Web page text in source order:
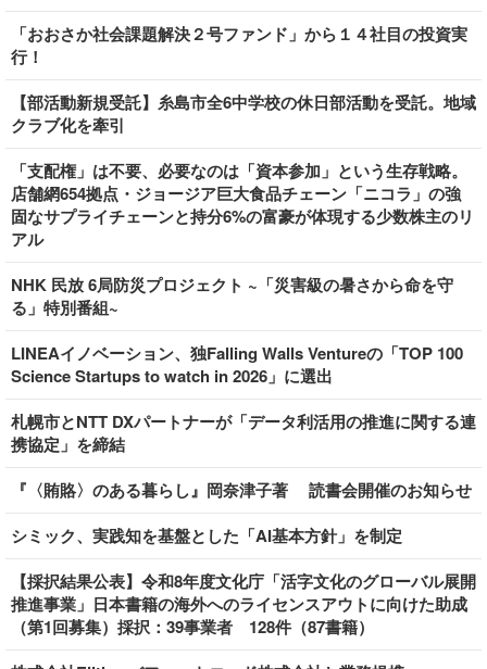
「おおさか社会課題解決２号ファンド」から１４社目の投資実
行！
【部活動新規受託】糸島市全6中学校の休日部活動を受託。地域
クラブ化を牽引
「支配権」は不要、必要なのは「資本参加」という生存戦略。
店舗網654拠点・ジョージア巨大食品チェーン「ニコラ」の強
固なサプライチェーンと持分6%の富豪が体現する少数株主のリ
アル
NHK 民放 6局防災プロジェクト ~「災害級の暑さから命を守
る」特別番組~
LINEAイノベーション、独Falling Walls Ventureの「TOP 100
Science Startups to watch in 2026」に選出
札幌市とNTT DXパートナーが「データ利活用の推進に関する連
携協定」を締結
『〈賄賂〉のある暮らし』岡奈津子著 読書会開催のお知らせ
シミック、実践知を基盤とした「AI基本方針」を制定
【採択結果公表】令和8年度文化庁「活字文化のグローバル展開
推進事業」日本書籍の海外へのライセンスアウトに向けた助成
（第1回募集）採択：39事業者 128件（87書籍）